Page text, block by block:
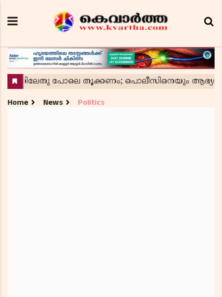
Home News Politics